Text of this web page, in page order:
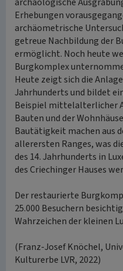
Erhebungen
archäometrische
getreue Nachbildung der
ermöglicht. Noch heute
Burgkomplex
Heute zeigt sich die
Jahrhunderts und bildet
Beispiel mittelalterlicher
Bauten und der
Bautätigkeit machen aus
allerersten Ranges, was
des 14. Jahrhunderts in
des Criechinger Hauses
Der restaurierte
25.000 Besuchern
Wahrzeichen der kleinen
(Franz-Josef Knöchel,
Kulturerbe LVR, 2022)